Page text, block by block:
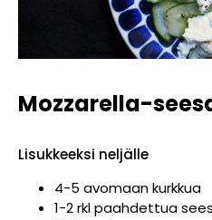
Mozzarella-
Lisukkeeksi neljälle
4-5 avomaan kurkkua
1-2 rkl paahdettua